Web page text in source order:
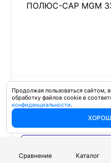
Сравнение Каталог
Артикул: 9280
Моноблок
MGM 330 F
Продолжая пользоваться сайтом,
обработку файлов cookie в
конфиденциальности.